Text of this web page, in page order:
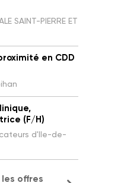
SAINT-PIERRE ET
en CDD
(F/H)
d'Ile-de-
offres